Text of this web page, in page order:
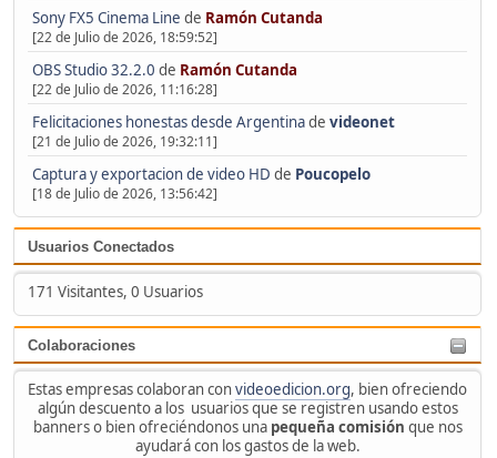
Sony FX5 Cinema Line de Ramón Cutanda
[22 de Julio de 2026, 18:59:52]
OBS Studio 32.2.0 de Ramón Cutanda
[22 de Julio de 2026, 11:16:28]
Felicitaciones honestas desde Argentinade videonet
[21 de Julio de 2026, 19:32:11]
Captura y exportacion de video HD de Poucopelo
[18 de Julio de 2026, 13:56:42]
Usuarios Conectados
171 Visitantes, 0 Usuarios
Colaboraciones
Estas empresas colaboran convideoedicion.org, bien ofreciendo
algún descuento a los usuarios que se registren usando estos
banners o bien ofreciéndonos una pequeña comisión que nos
ayudará con los gastos de la web.